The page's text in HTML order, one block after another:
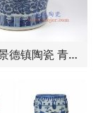
RZMV02 景德镇陶瓷 青花手绘缠枝莲全手工茶几边几重工陶瓷瓷凳吧凳鼓凳绣凳摆件